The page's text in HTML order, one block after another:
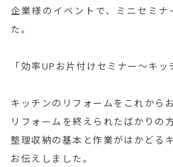
企業様のイベントで、ミニセミ
た。
「効率UPお片付けセミナー～キッ
キッチンのリフォームをこれから
リフォームを終えられたばかりの
整理収納の基本と作業がはかどる
お伝えしました。